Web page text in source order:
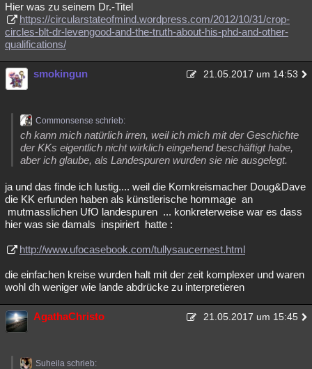
Hier was zu seinem Dr.-Titel
https://circularstateofmind.wordpress.com/2012/10/31/crop-
circles-blt-dr-levengood-and-the-truth-about-his-phd-and-other-
qualifications/
smokingun 21.05.2017 um 14:53
Commonsense schrieb:
ch kann mich natürlich irren, weil ich mich mit der Geschichte
der KKs eigentlich nicht wirklich eingehend beschäftigt habe,
aber ich glaube, als Landespuren wurden sie nie ausgelegt.
ja und das finde ich lustig.... weil die Kornkreismacher Doug&Dave
die KK erfunden haben als künstlerische hommage an
mutmasslichen UfO landespuren ... konkreterweise war es dass
hier was sie damals inspiriert hatte :
http://www.ufocasebook.com/tullysaucernest.html
die einfachen kreise wurden halt mit der zeit komplexer und waren
wohl dh weniger wie lande abdrücke zu interpretieren
AgathaChristo 21.05.2017 um 15:45
Suheila schrieb: